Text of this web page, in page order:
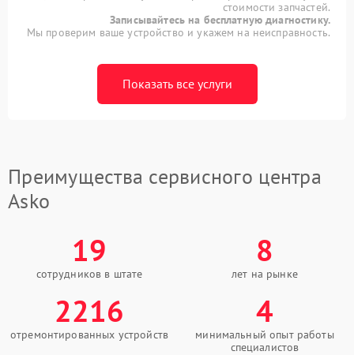
стоимости запчастей.
Записывайтесь на бесплатную диагностику.
Мы проверим ваше устройство и укажем на неисправность.
Показать все услуги
Преимущества сервисного центра
Asko
19
сотрудников в штате
8
лет на рынке
2216
отремонтированных устройств
4
минимальный опыт работы
специалистов